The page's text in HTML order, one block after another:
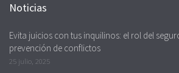
Noticias
Evita juicios con tus inquilinos: el rol del
prevención de conflictos
25 julio, 2025